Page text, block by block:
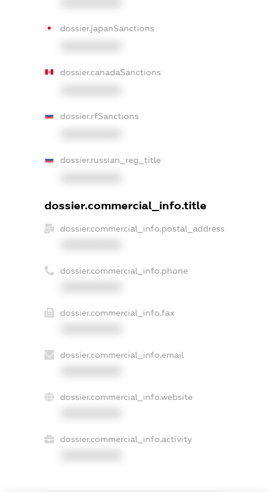
dossier.japanSanctions
dossier.canadaSanctions
dossier.rfSanctions
dossier.russian_reg_title
dossier.commercial_info.title
dossier.commercial_info.postal_address
dossier.commercial_info.phone
dossier.commercial_info.fax
dossier.commercial_info.email
dossier.commercial_info.website
dossier.commercial_info.activity